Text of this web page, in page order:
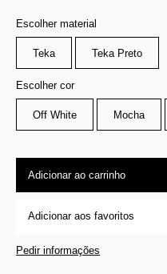
Escolher material
Teka Teka Preto
Escolher cor
Off White Mocha
Adicionar ao carrinho
Adicionar aos favoritos
Pedir informações